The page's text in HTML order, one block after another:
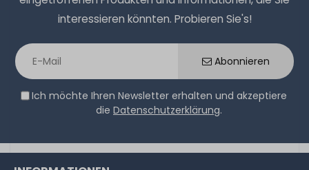
interessieren könnten. Probieren Sie's!
Abonnieren
Ich möchte Ihren Newsletter erhalten und akzeptiere
die Datenschutzerklärung.